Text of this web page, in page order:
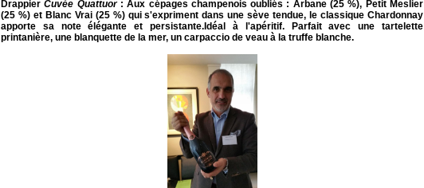
DrappierCuvée Quattuor:Aux cépages champenois oubliés : Arbane (25 %), Petit Meslier
(25 %) et Blanc Vrai (25 %) qui s'expriment dans une sève tendue, le classique Chardonnay
apporte sa note élégante et persistante.Idéal à l'apéritif. Parfait avec une tartelette
printanière, une blanquette de la mer, un carpaccio de veau à la truffe blanche.